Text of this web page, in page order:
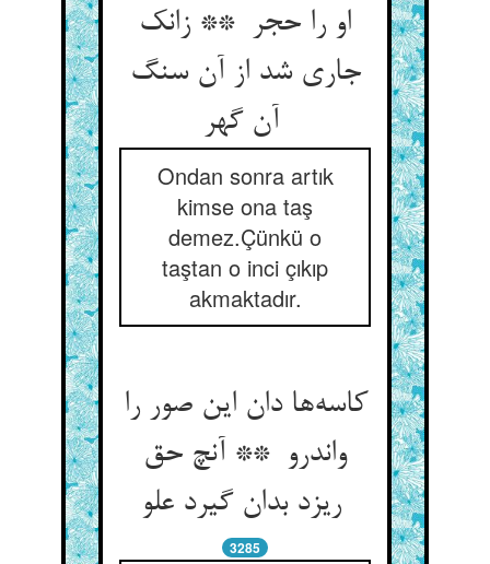
او را حجر ** زانک
جاری شد از آن سنگ
Ondan sonra artık
kimse ona taş
demez.Çünkü o
taştan o inci çıkıp
akmaktadır.
کاسه‌ها دان این صور را
واندرو ** آنچ حق
ریزد بدان گیرد علو
3285